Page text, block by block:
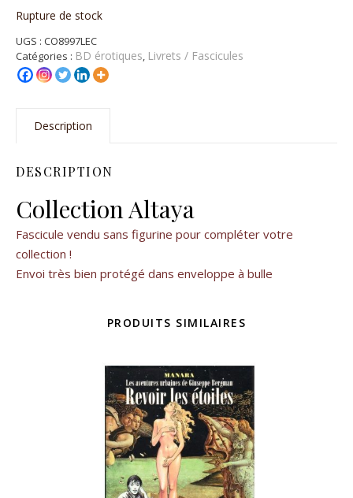
Rupture de stock
UGS : CO8997LEC
Catégories : BD érotiques, Livrets / Fascicules
Description
DESCRIPTION
Collection Altaya
Fascicule vendu sans figurine pour compléter votre
collection !
Envoi très bien protégé dans enveloppe à bulle
PRODUITS SIMILAIRES